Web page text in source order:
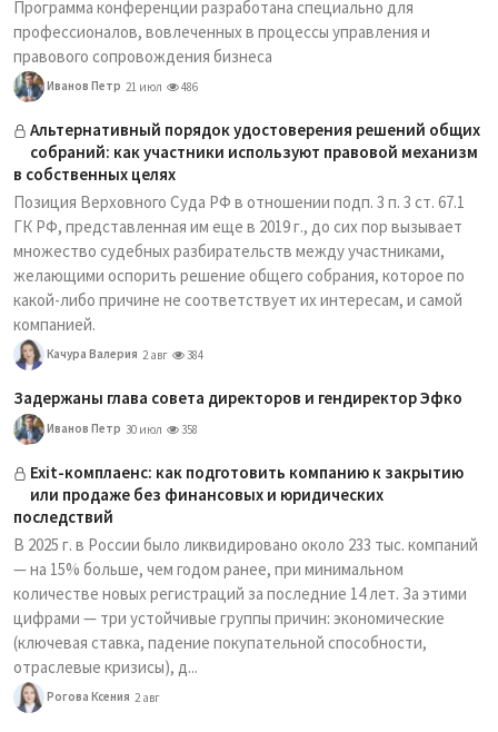
Программа конференции разработана специально для
профессионалов, вовлеченных в процессы управления и
правового сопровождения бизнеса
Иванов Петр 21 июл 486
Альтернативный порядок удостоверения решений общих
собраний: как участники используют правовой механизм
в собственных целях
Позиция Верховного Суда РФ в отношении подп. 3 п. 3 ст. 67.1
ГК РФ, представленная им еще в 2019 г., до сих пор вызывает
множество судебных разбирательств между участниками,
желающими оспорить решение общего собрания, которое по
какой-либо причине не соответствует их интересам, и самой
компанией.
Качура Валерия 2 авг 384
Задержаны глава совета директоров и гендиректор Эфко
Иванов Петр 30 июл 358
Exit-комплаенс: как подготовить компанию к закрытию
или продаже без финансовых и юридических
последствий
В 2025 г. в России было ликвидировано около 233 тыс. компаний
— на 15% больше, чем годом ранее, при минимальном
количестве новых регистраций за последние 14 лет. За этими
цифрами — три устойчивые группы причин: экономические
(ключевая ставка, падение покупательной способности,
отраслевые кризисы), д...
Рогова Ксения 2 авг